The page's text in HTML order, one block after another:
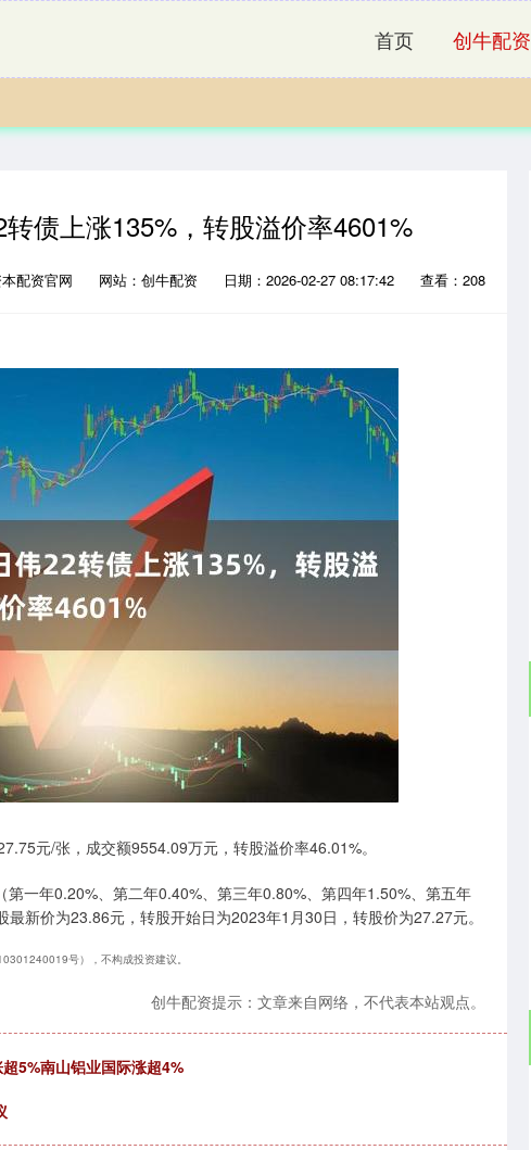
首页 创牛配资
债上涨135%，转股溢价率4601%
配资官网 网站：创牛配资 日期：2026-02-27 08:17:42 查看：208
元/张，成交额9554.09万元，转股溢价率46.01%。
第一年0.20%、第二年0.40%、第三年0.80%、第四年1.50%、第五年
新价为23.86元，转股开始日为2023年1月30日，转股价为27.27元。
号），不构成投资建议。
创牛配资提示：文章来自网络，不代表本站观点。
5%南山铝业国际涨超4%
1.42% 沪深300